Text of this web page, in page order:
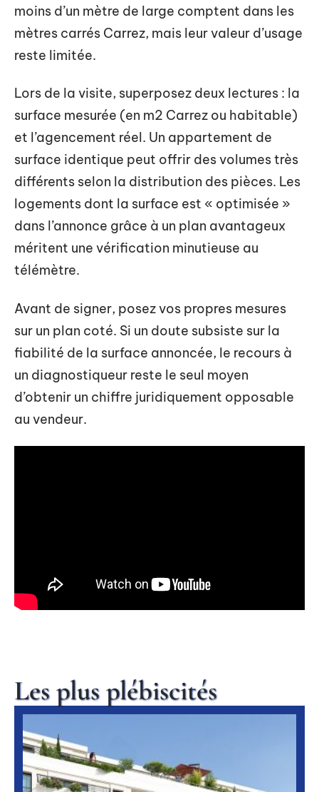
moins d’un mètre de large comptent dans les
mètres carrés Carrez, mais leur valeur d’usage
reste limitée.
Lors de la visite, superposez deux lectures : la
surface mesurée (en m2 Carrez ou habitable)
et l’agencement réel. Un appartement de
surface identique peut offrir des volumes très
différents selon la distribution des pièces. Les
logements dont la surface est « optimisée »
dans l’annonce grâce à un plan avantageux
méritent une vérification minutieuse au
télémètre.
Avant de signer, posez vos propres mesures
sur un plan coté. Si un doute subsiste sur la
fiabilité de la surface annoncée, le recours à
un diagnostiqueur reste le seul moyen
d’obtenir un chiffre juridiquement opposable
au vendeur.
Les plus plébiscités